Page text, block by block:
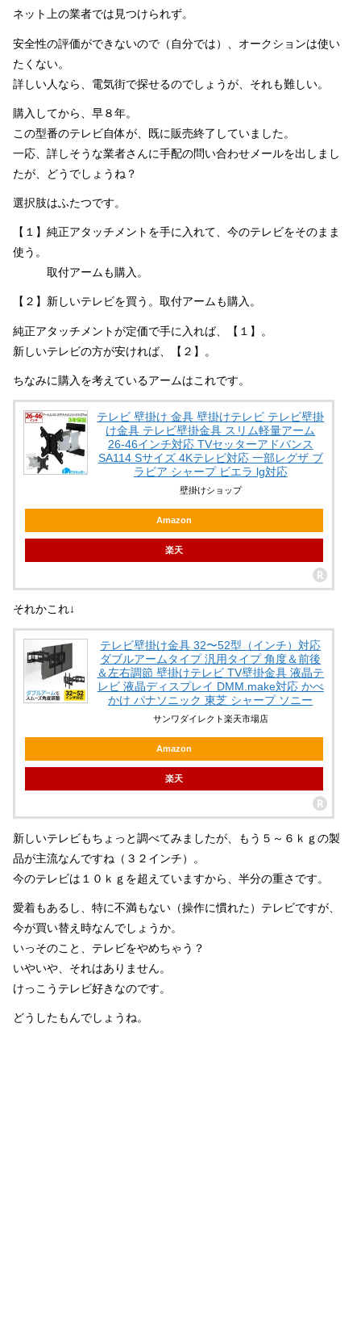
ネット上の業者では見つけられず。
安全性の評価ができないので（自分では）、オークションは使い
たくない。
詳しい人なら、電気街で探せるのでしょうが、それも難しい。
購入してから、早８年。
この型番のテレビ自体が、既に販売終了していました。
一応、詳しそうな業者さんに手配の問い合わせメールを出しまし
たが、どうでしょうね？
選択肢はふたつです。
【１】純正アタッチメントを手に入れて、今のテレビをそのまま
使う。
取付アームも購入。
【２】新しいテレビを買う。取付アームも購入。
純正アタッチメントが定価で手に入れば、【１】。
新しいテレビの方が安ければ、【２】。
ちなみに購入を考えているアームはこれです。
テレビ 壁掛け 金具 壁掛けテレビ テレビ壁掛
け金具 テレビ壁掛金具 スリム軽量アーム
26-46インチ対応 TVセッターアドバンス
SA114 Sサイズ 4Kテレビ対応 一部レグザ ブ
ラビア シャープ ビエラ lg対応
壁掛けショップ
Amazon
楽天
それかこれ↓
テレビ壁掛け金具 32〜52型（インチ）対応
ダブルアームタイプ 汎用タイプ 角度＆前後
＆左右調節 壁掛けテレビ TV壁掛金具 液晶テ
レビ 液晶ディスプレイ DMM.make対応 かべ
かけ パナソニック 東芝 シャープ ソニー
サンワダイレクト楽天市場店
Amazon
楽天
新しいテレビもちょっと調べてみましたが、もう５～６ｋｇの製
品が主流なんですね（３２インチ）。
今のテレビは１０ｋｇを超えていますから、半分の重さです。
愛着もあるし、特に不満もない（操作に慣れた）テレビですが、
今が買い替え時なんでしょうか。
いっそのこと、テレビをやめちゃう？
いやいや、それはありません。
けっこうテレビ好きなのです。
どうしたもんでしょうね。